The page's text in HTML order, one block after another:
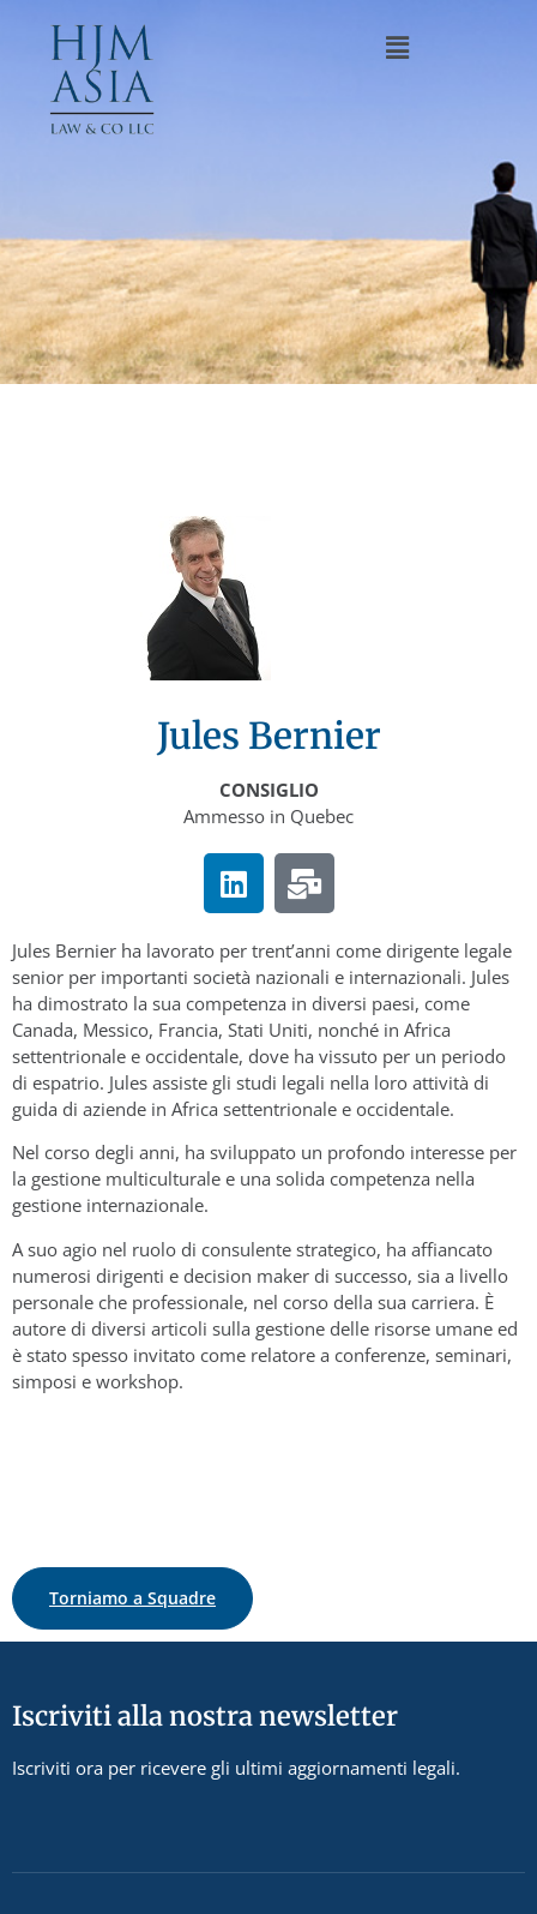
Jules Bernier
CONSIGLIO
Ammesso in Quebec
Jules Bernier ha lavorato per trent’anni come dirigente legale
senior per importanti società nazionali e internazionali. Jules
ha dimostrato la sua competenza in diversi paesi, come
Canada, Messico, Francia, Stati Uniti, nonché in Africa
settentrionale e occidentale, dove ha vissuto per un periodo
di espatrio. Jules assiste gli studi legali nella loro attività di
guida di aziende in Africa settentrionale e occidentale.
Nel corso degli anni, ha sviluppato un profondo interesse per
la gestione multiculturale e una solida competenza nella
gestione internazionale.
A suo agio nel ruolo di consulente strategico, ha affiancato
numerosi dirigenti e decision maker di successo, sia a livello
personale che professionale, nel corso della sua carriera. È
autore di diversi articoli sulla gestione delle risorse umane ed
è stato spesso invitato come relatore a conferenze, seminari,
simposi e workshop.
Torniamo a Squadre
Iscriviti alla nostra newsletter
Iscriviti ora per ricevere gli ultimi aggiornamenti legali.